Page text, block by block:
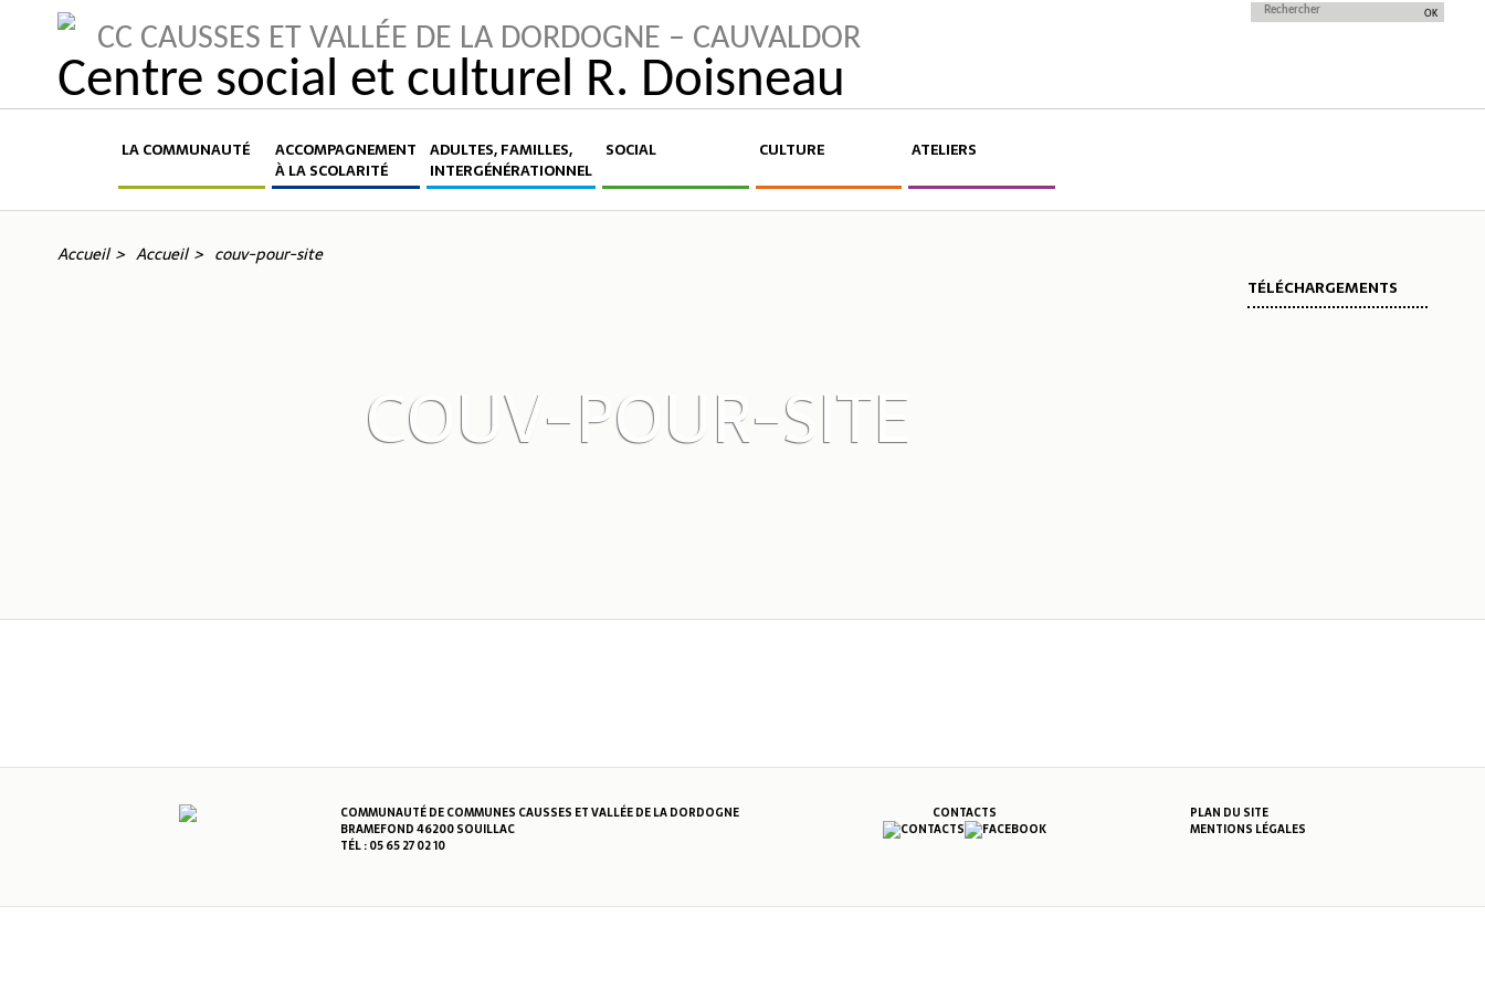
CC CAUSSES ET VALLÉE DE LA DORDOGNE – CAUVALDOR
Centre social et culturel R. Doisneau
LA COMMUNAUTÉ
ACCOMPAGNEMENT
À LA SCOLARITÉ
ADULTES, FAMILLES,
INTERGÉNÉRATIONNEL
SOCIAL CULTURE ATELIERS
Accueil Accueil couv-pour-site
COUV-POUR-SITE
TÉLÉCHARGEMENTS
COMMUNAUTÉ DE COMMUNES CAUSSES ET VALLÉE DE LA DORDOGNE
BRAMEFOND 46200 SOUILLAC
TÉL : 05 65 27 02 10
CONTACTS
PLAN DU SITE
MENTIONS LÉGALES